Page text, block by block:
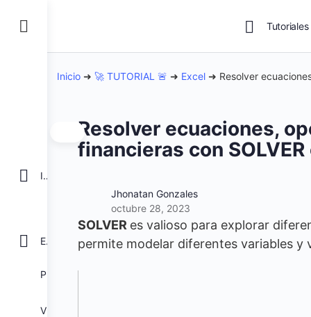
INICIO
EXCEL
VBA para Macros
Tutoriales
Inicio ➜ 🚀 TUTORIAL 🚨 ➜ Excel ➜ Resolver
Resolver ecuaciones,
financieras con SOLVER
Jhonatan Gonzales
octubre 28, 2023
SOLVER es valioso para explorar
permite modelar diferentes variables